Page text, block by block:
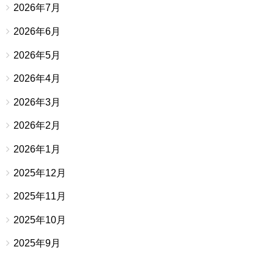
2026年7月
2026年6月
2026年5月
2026年4月
2026年3月
2026年2月
2026年1月
2025年12月
2025年11月
2025年10月
2025年9月